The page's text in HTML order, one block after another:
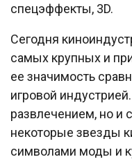
спецэффекты, 3D.
Сегодня
самых крупных и
ее значимость
игровой
развлечением, но и
некоторые звезды
символами моды и